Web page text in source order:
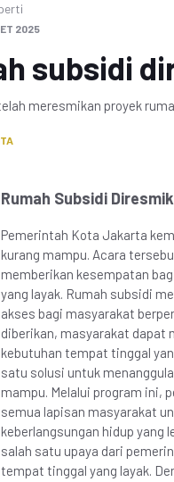
2025
subsidi
meresmikan proyek
Rumah Subsidi
Pemerintah Kota Jakarta
kurang mampu. Acara
memberikan kesempatan
yang layak. Rumah subsidi
akses bagi masyarakat
diberikan, masyarakat dapat
kebutuhan tempat tinggal
satu solusi untuk
mampu. Melalui program ini,
semua lapisan masyarakat
keberlangsungan hidup yang
salah satu upaya dari
tempat tinggal yang layak.